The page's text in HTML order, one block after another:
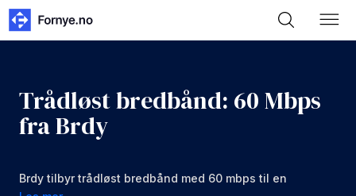
Trådløst bredbånd: 60 Mbps
fra Brdy
Brdy tilbyr trådløst bredbånd med 60 mbps til en